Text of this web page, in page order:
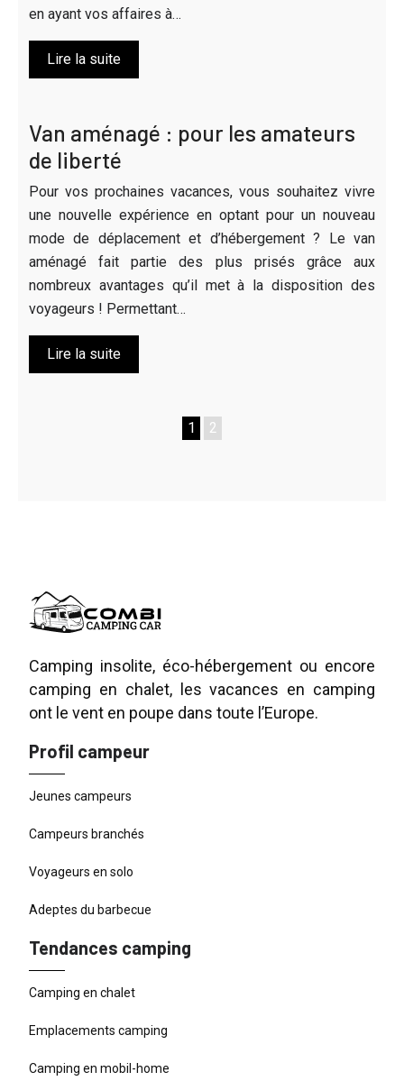
en ayant vos affaires à…
Lire la suite
Van aménagé : pour les amateurs
de liberté
Pour vos prochaines vacances, vous souhaitez vivre
une nouvelle expérience en optant pour un nouveau
mode de déplacement et d’hébergement ? Le van
aménagé fait partie des plus prisés grâce aux
nombreux avantages qu’il met à la disposition des
voyageurs ! Permettant…
Lire la suite
1 2
Camping insolite, éco-hébergement ou encore
camping en chalet, les vacances en camping
ont le vent en poupe dans toute l’Europe.
Profil campeur
Jeunes campeurs
Campeurs branchés
Voyageurs en solo
Adeptes du barbecue
Tendances camping
Camping en chalet
Emplacements camping
Camping en mobil-home